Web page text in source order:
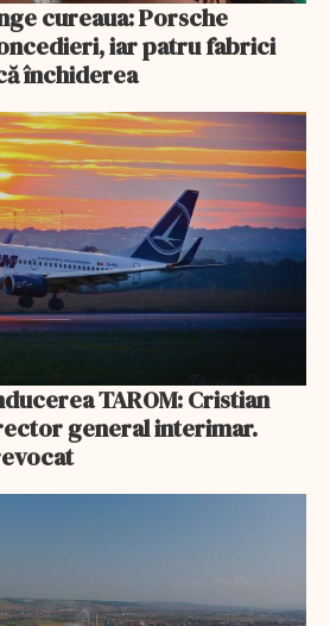
cureaua: Porsche
iar patru fabrici
închiderea
TAROM: Cristian
general interimar.